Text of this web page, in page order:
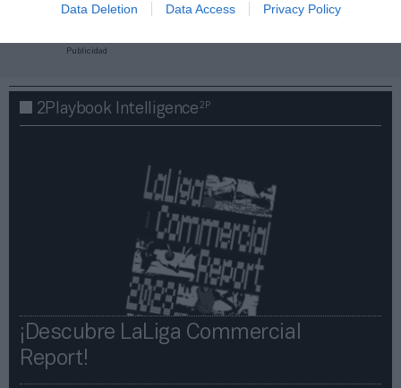
Data Deletion Data Access Privacy Policy
Publicidad
2Playbook Intelligence2P
¡Descubre LaLiga Commercial
Report!​​